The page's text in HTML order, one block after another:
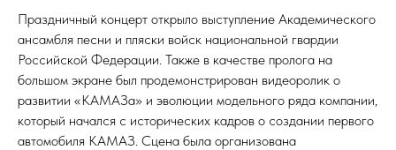
Праздничный концерт открыло выступление Академического
ансамбля песни и пляски войск национальной гвардии
Российской Федерации. Также в качестве пролога на
большом экране был продемонстрирован видеоролик о
развитии «КАМАЗа» и эволюции модельного ряда компании,
который начался с исторических кадров о создании первого
автомобиля КАМАЗ. Сцена была организована